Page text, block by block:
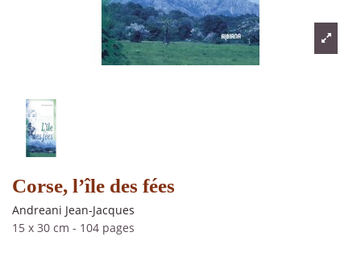
Corse, l’île des fées
Andreani Jean-Jacques
15 x 30 cm - 104 pages